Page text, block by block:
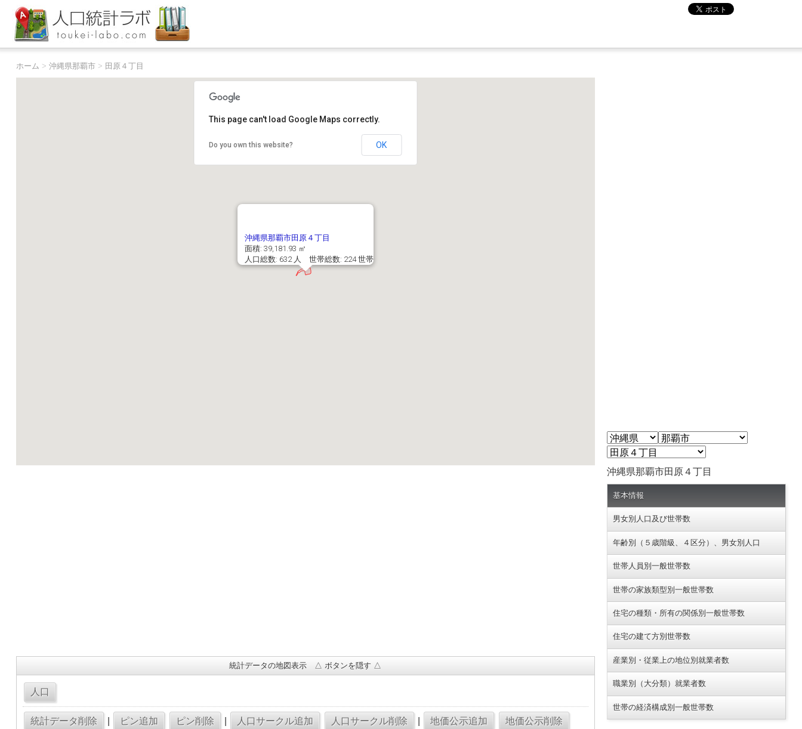
ホーム > 沖縄県那覇市> 田原４丁目
沖縄県那覇市田原４丁目
面積: 39,181.93 ㎡
人口総数: 632 人 世帯総数: 224 世帯
This page can't load Google Maps correctly.
Do you own this website? OK
統計データの地図表示 △ ボタンを隠す △
沖縄県那覇市田原４丁目
基本情報
男女別人口及び世帯数
年齢別（５歳階級、４区分）、男女別人口
世帯人員別一般世帯数
世帯の家族類型別一般世帯数
住宅の種類・所有の関係別一般世帯数
住宅の建て方別世帯数
産業別・従業上の地位別就業者数
職業別（大分類）就業者数
世帯の経済構成別一般世帯数